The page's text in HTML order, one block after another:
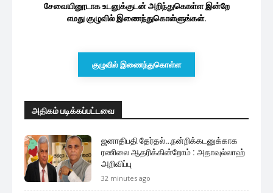
சேவையினூடாக உடனுக்குடன் அறிந்துகொள்ள இன்றே
எமது குழுவில் இணைந்துகொள்ளுங்கள்.
குழுவில் இணைந்துகொள்ள
அதிகம் படிக்கப்பட்டவை
ஜனாதிபதி தேர்தல்…நன்றிக்கடனுக்காக
ரணிலை ஆதரிக்கின்றோம் : அதாவுல்லாஹ்
அறிவிப்பு
32 minutes ago